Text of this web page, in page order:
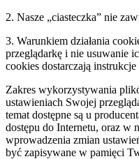
2. Nasze „ciasteczka” nie
3. Warunkiem działania
przeglądarkę i nie usuwanie
cookies dostarczają
Zakres wykorzystywania
ustawieniach Swojej
temat dostępne są u
dostępu do Internetu, oraz w
wprowadzenia zmian
być zapisywane w pamięci